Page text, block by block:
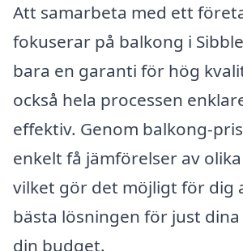
Att samarbeta med ett
fokuserar på balkong i
bara en garanti för hög
också hela processen
effektiv. Genom balkong-
enkelt få jämförelser av
vilket gör det möjligt för dig
bästa lösningen för just
din budget.